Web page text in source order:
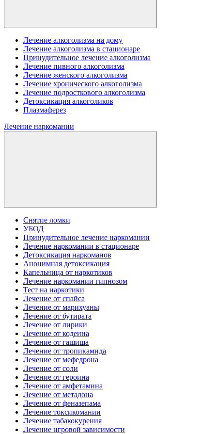
Лечение алкоголизма на дому
Лечение алкоголизма в стационаре
Принудительное лечение алкоголизма
Лечение пивного алкоголизма
Лечение женского алкоголизма
Лечение хронического алкоголизма
Лечение подросткового алкоголизма
Детоксикация алкоголиков
Плазмаферез
Лечение наркомании
Снятие ломки
УБОД
Принудительное лечение наркомании
Лечение наркомании в стационаре
Детоксикация наркоманов
Анонимная детоксикация
Капельница от наркотиков
Лечение наркомании гипнозом
Тест на наркотики
Лечение от спайса
Лечение от марихуаны
Лечение от бутирата
Лечение от лирики
Лечение от кодеина
Лечение от гашиша
Лечение от тропикамида
Лечение от мефедрона
Лечение от соли
Лечение от героина
Лечение от амфетамина
Лечение от метадона
Лечение от феназепама
Лечение токсикомании
Лечение табакокурения
Лечение игровой зависимости